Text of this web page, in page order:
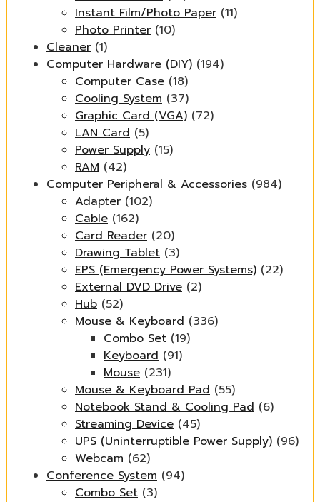
Instant Film/Photo Paper (11)
Photo Printer (10)
Cleaner (1)
Computer Hardware (DIY) (194)
Computer Case (18)
Cooling System (37)
Graphic Card (VGA) (72)
LAN Card (5)
Power Supply (15)
RAM (42)
Computer Peripheral & Accessories (984)
Adapter (102)
Cable (162)
Card Reader (20)
Drawing Tablet (3)
EPS (Emergency Power Systems) (22)
External DVD Drive (2)
Hub (52)
Mouse & Keyboard (336)
Combo Set (19)
Keyboard (91)
Mouse (231)
Mouse & Keyboard Pad (55)
Notebook Stand & Cooling Pad (6)
Streaming Device (45)
UPS (Uninterruptible Power Supply) (96)
Webcam (62)
Conference System (94)
Combo Set (3)